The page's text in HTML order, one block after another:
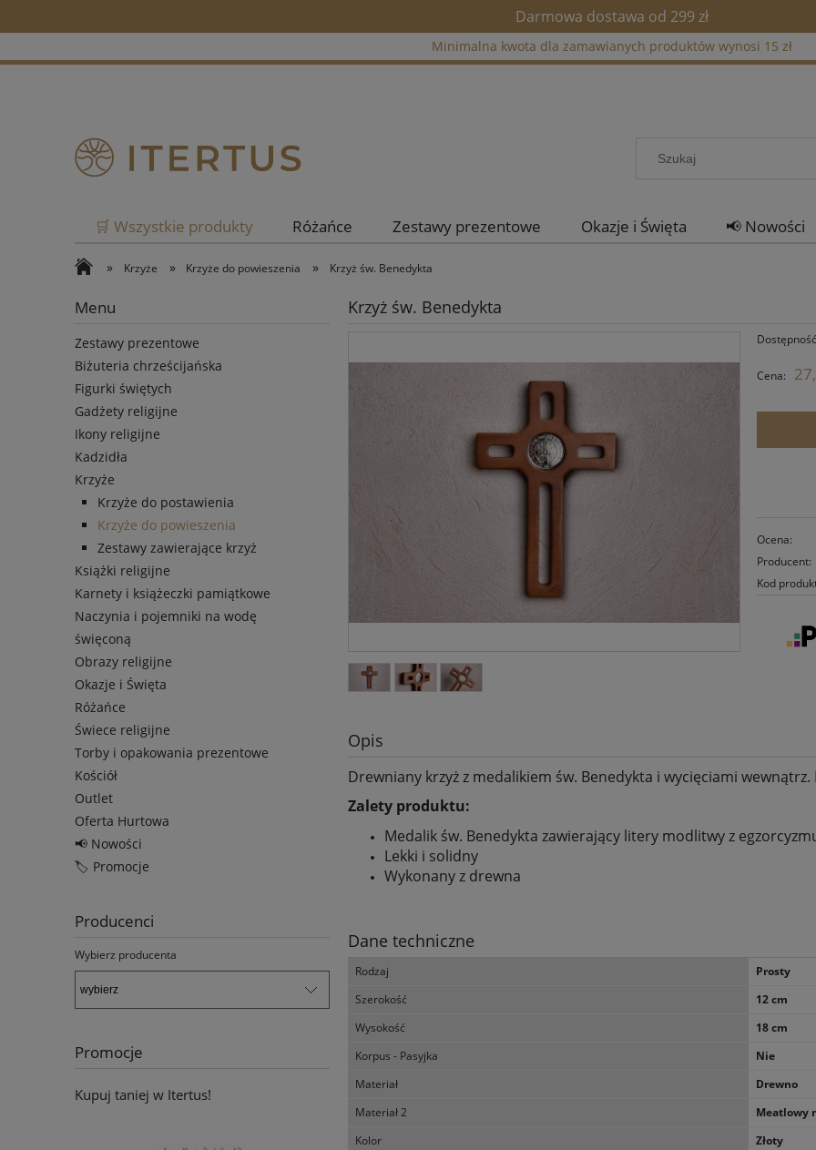
Darmowa dostawa od 299 zł
Minimalna kwota dla zamawianych produktów wynosi 15 zł
🛒 Wszystkie produkty Różańce Zestawy prezentowe Okazje i Święta 📢 Nowości
» Krzyże » Krzyże do powieszenia » Krzyż św. Benedykta
Menu
Zestawy prezentowe
Biżuteria chrześcijańska
Figurki świętych
Gadżety religijne
Ikony religijne
Kadzidła
Krzyże
Krzyże do postawienia
Krzyże do powieszenia
Zestawy zawierające krzyż
Książki religijne
Karnety i książeczki pamiątkowe
Naczynia i pojemniki na wodę
święconą
Obrazy religijne
Okazje i Święta
Różańce
Świece religijne
Torby i opakowania prezentowe
Kościół
Outlet
Oferta Hurtowa
📢 Nowości
🏷️ Promocje
Producenci
Wybierz producenta
Promocje
Kupuj taniej w Itertus!
Krzyż św. Benedykta
Cena:
Ocena:
Producent:
Kod
Opis
Drewniany krzyż z medalikiem św. Benedykta i wycięciami
Zalety produktu:
Medalik św. Benedykta zawierający litery modlitwy z
Lekki i solidny
Wykonany z drewna
Dane techniczne
Rodzaj
Prosty
Szerokość
12 cm
Wysokość
18 cm
Korpus - Pasyjka
Nie
Materiał
Drewno
Materiał 2
Meatlowy
Kolor
Złoty